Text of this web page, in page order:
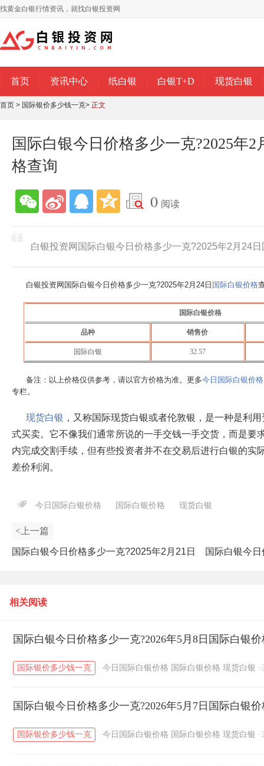
找黄金白银行情资讯，就找白银投资网
首页 资讯中心 纸白银 白银T+D 现货白银
首页 > 国际银价多少钱一克> 正文
国际白银今日价格多少一克?2025年2
格查询
0 阅读
白银投资网国际白银今日价格多少一克?2025年2月24
白银投资网国际白银今日价格多少一克?2025年2月24日 国际白银价格
国际白银价格
品种 销售价
国际白银 32.57
备注：以上价格仅供参考，请以官方价格为准。更多今日国际白银价格
专栏。
现货白银 ，又称国际现货白银或者伦敦银，是一种是利
式买卖。它不像我们通常所说的一手交钱一手交货，而是要
内完成交割手续，但有些投资者并不在交易后进行白银的实
差价利润。
今日国际白银价格 国际白银价格 现货白银
<上一篇
国际白银今日价格多少一克?2025年2月21日 国际白银今
相关阅读
国际白银今日价格多少一克?2026年5月8日国际白银
国际银价多少钱一克 今日国际白银价格 国际白银价格 现货白银 ·
国际白银今日价格多少一克?2026年5月7日国际白银
国际银价多少钱一克 今日国际白银价格 国际白银价格 现货白银 ·